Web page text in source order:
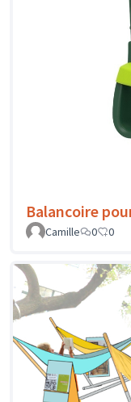
Balancoire
Camille
0 0